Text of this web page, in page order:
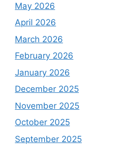
May 2026
April 2026
March 2026
February 2026
January 2026
December 2025
November 2025
October 2025
September 2025